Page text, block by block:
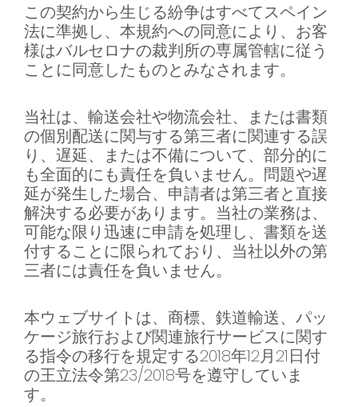
この契約から生じる紛争はすべてスペイン
法に準拠し、本規約への同意により、お客
様はバルセロナの裁判所の専属管轄に従う
ことに同意したものとみなされます。
当社は、輸送会社や物流会社、または書類
の個別配送に関与する第三者に関連する誤
り、遅延、または不備について、部分的に
も全面的にも責任を負いません。問題や遅
延が発生した場合、申請者は第三者と直接
解決する必要があります。当社の業務は、
可能な限り迅速に申請を処理し、書類を送
付することに限られており、当社以外の第
三者には責任を負いません。
本ウェブサイトは、商標、鉄道輸送、パッ
ケージ旅行および関連旅行サービスに関す
る指令の移行を規定する2018年12月21日付
の王立法令第23/2018号を遵守していま
す。